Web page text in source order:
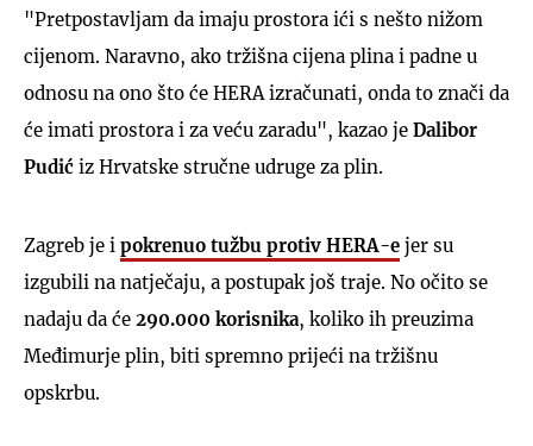
"Pretpostavljam da imaju prostora ići s nešto nižom
cijenom. Naravno, ako tržišna cijena plina i padne u
odnosu na ono što će HERA izračunati, onda to znači da
će imati prostora i za veću zaradu", kazao je Dalibor
Pudić iz Hrvatske stručne udruge za plin.
Zagreb je i pokrenuo tužbu protiv HERA-e jer su
izgubili na natječaju, a postupak još traje. No očito se
nadaju da će 290.000 korisnika, koliko ih preuzima
Međimurje plin, biti spremno prijeći na tržišnu
opskrbu.